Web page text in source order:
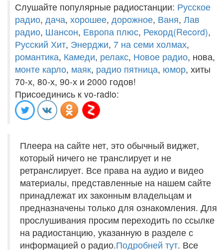
Слушайте популярные радиостанции: Русское
радио, дача, хорошее, дорожное, Ваня, Лав
радио, Шансон, Европа плюс, Рекорд(Record),
Русский Хит, Энерджи, 7 на семи холмах,
романтика, Камеди, релакс, Новое радио, нова,
монте карло, маяк, радио пятница, юмор, хиты
70-х, 80-х, 90-х и 2000 годов!
Присоединись к vo-radio:
Плеера на сайте нет, это обычный виджет,
который ничего не транслирует и не
ретранслирует. Все права на аудио и видео
материалы, представленные на нашем сайте
принадлежат их законным владельцам и
предназначены только для ознакомления. Для
прослушивания просим переходить по ссылке
на радиостанцию, указанную в разделе с
информацией о радио.Подробней тут. Все